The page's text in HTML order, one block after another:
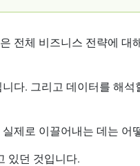
전체 비즈니스 전략에 대
다. 그리고 데이터를 해석
제로 이끌어내는 데는 어
있던 것입니다.